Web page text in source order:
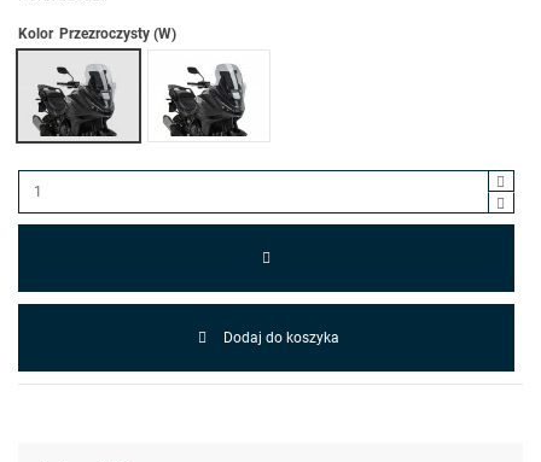
Kolor
Przezroczysty (W)
Lekko przyciemniany (H)
Dodaj do koszyka